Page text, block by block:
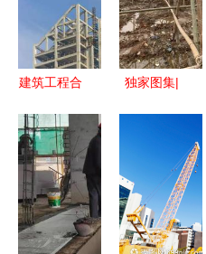
间荣膺数字
车间殊荣
程施工中的
安全革新实
践
建筑工程合
出现的这些
问题，建筑
人请注意！
独家图集|
厂，施工现
场如火如荼
建设工程施
工